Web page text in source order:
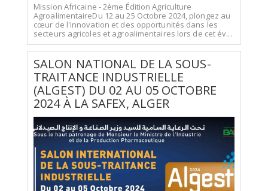
Mission Africaine - 2ème Édition Agriculture
AgroalimentaireDu 12 au 25 Octobre 2024, plongez au
cœur de l'innovation et des opportunités dans les
secteurs agricoles et agroalimentaires lors de cet év...
SALON NATIONAL DE LA SOUS-
TRAITANCE INDUSTRIELLE
(ALGEST) DU 02 AU 05 OCTOBRE
2024 À LA SAFEX, ALGER